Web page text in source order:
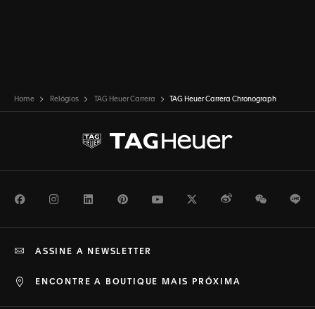
Home Relógios TAG Heuer Carrera TAG Heuer Carrera Chronograph
FacebookInstagramLinkedInPinterestYoutubeTwitterWeiboWeChat
ENCONTRE A BOUTIQUE MAIS PRÓXIMA
ASSINE A NEWSLETTER